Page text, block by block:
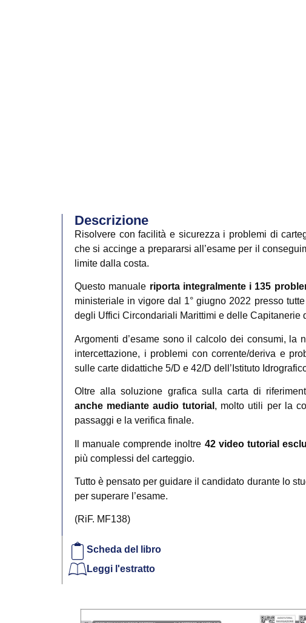
Descrizione
Risolvere con facilità e sicurezza i problemi di
che si accinge a prepararsi all’esame per il
limite dalla costa.
Questo manuale riporta integralmente i 135
ministeriale in vigore dal 1° giugno 2022 presso
degli Uffici Circondariali Marittimi e delle Capitanerie
Argomenti d’esame sono il calcolo dei consumi, la
intercettazione, i problemi con corrente/deriva e
sulle carte didattiche 5/D e 42/D dell’Istituto
Oltre alla soluzione grafica sulla carta di
anche mediante audio tutorial , molto utili per la
passaggi e la verifica finale.
Il manuale comprende inoltre 42 video tutorial
più complessi del carteggio.
Tutto è pensato per guidare il candidato durante lo
per superare l’esame.
(RiF. MF138)
Scheda del libro
Leggi l'estratto